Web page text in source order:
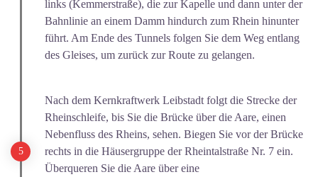
links (Kemmerstraße), die zur Kapelle und dann unter der
Bahnlinie an einem Damm hindurch zum Rhein hinunter
führt. Am Ende des Tunnels folgen Sie dem Weg entlang
des Gleises, um zurück zur Route zu gelangen.
Nach dem Kernkraftwerk Leibstadt folgt die Strecke der
Rheinschleife, bis Sie die Brücke über die Aare, einen
Nebenfluss des Rheins, sehen. Biegen Sie vor der Brücke
rechts in die Häusergruppe der Rheintalstraße Nr. 7 ein.
Überqueren Sie die Aare über eine